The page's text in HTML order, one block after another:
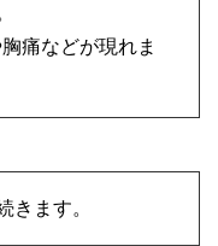
痛などが現れま
ます。